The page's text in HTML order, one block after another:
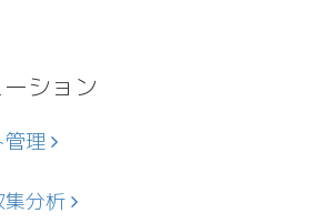
ション
管理
分析